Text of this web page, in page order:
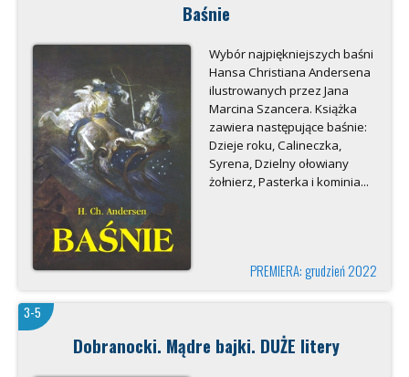
Baśnie
Wybór najpiękniejszych baśni
Hansa Christiana Andersena
ilustrowanych przez Jana
Marcina Szancera. Książka
zawiera następujące baśnie:
Dzieje roku, Calineczka,
Syrena, Dzielny ołowiany
żołnierz, Pasterka i kominia...
PREMIERA: grudzień 2022
3-5
Dobranocki. Mądre bajki. DUŻE litery